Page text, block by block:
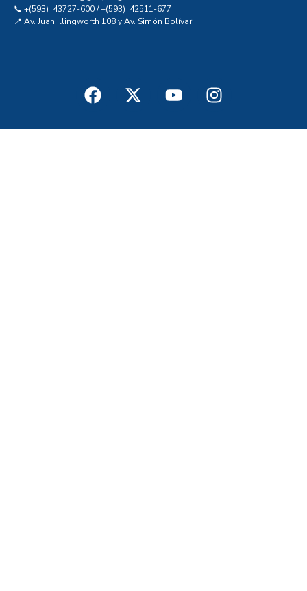
📞 +(593) 43727-600 / +(593) 42511-677
📍 Av. Juan Illingworth 108 y Av. Simón Bolívar